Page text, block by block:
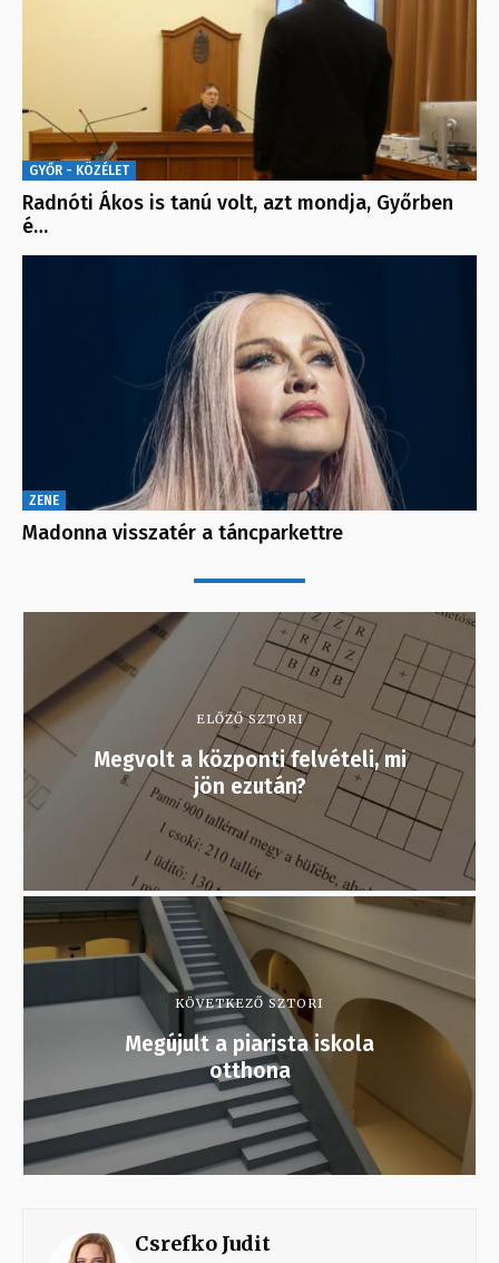
GYŐR - KÖZÉLET
Radnóti Ákos is tanú volt, azt mondja, Győrben
é…
ZENE
Madonna visszatér a táncparkettre
ELŐZŐ SZTORI
Megvolt a központi felvételi, mi
jön ezután?
KÖVETKEZŐ SZTORI
Megújult a piarista iskola
otthona
Csrefko Judit